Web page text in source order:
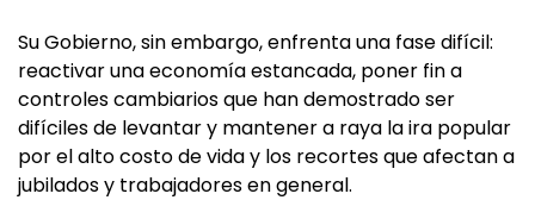
Su Gobierno, sin embargo, enfrenta una fase difícil:
reactivar una economía estancada, poner fin a
controles cambiarios que han demostrado ser
difíciles de levantar y mantener a raya la ira popular
por el alto costo de vida y los recortes que afectan a
jubilados y trabajadores en general.